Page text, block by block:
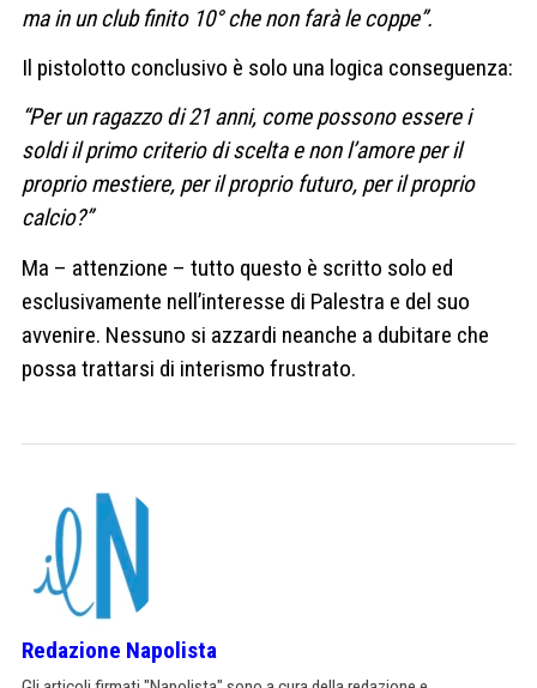
ma in un club finito 10° che non farà le coppe”.
Il pistolotto conclusivo è solo una logica conseguenza:
“Per un ragazzo di 21 anni, come possono essere i
soldi il primo criterio di scelta e non l’amore per il
proprio mestiere, per il proprio futuro, per il proprio
calcio?”
Ma – attenzione – tutto questo è scritto solo ed
esclusivamente nell’interesse di Palestra e del suo
avvenire. Nessuno si azzardi neanche a dubitare che
possa trattarsi di interismo frustrato.
Redazione Napolista